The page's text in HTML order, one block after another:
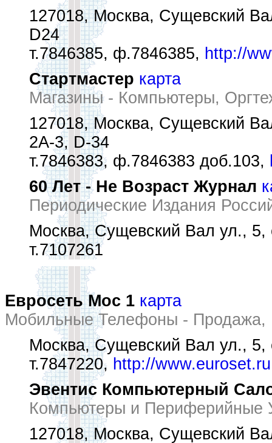
127018, Москва, Сущевский
D24
т.7846385, ф.7846385, http://
Стартмастер карта
Магазины - Компьютеры,
127018, Москва, Сущевский
2А-3, D-34
т.7846383, ф.7846383 доб.103,
60 Лет - Не Возраст Журнал
Периодические Издания
Москва, Сущевский Вал ул., 5,
т.7107261
Евросеть Мос 1 карта
Мобильные Телефоны - Продажа,
Москва, Сущевский Вал ул., 5,
т.7847220, http://www.euroset.ru
Эвентис Компьютерный
Компьютеры и Периферийные
127018, Москва, Сущевский